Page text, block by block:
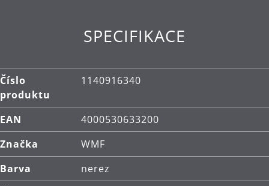
Čištění: lze mýt v myčce.
SPECIFIKACE
Číslo
produktu
1140916340
EAN
4000530633200
Značka
WMF
Barva
nerez